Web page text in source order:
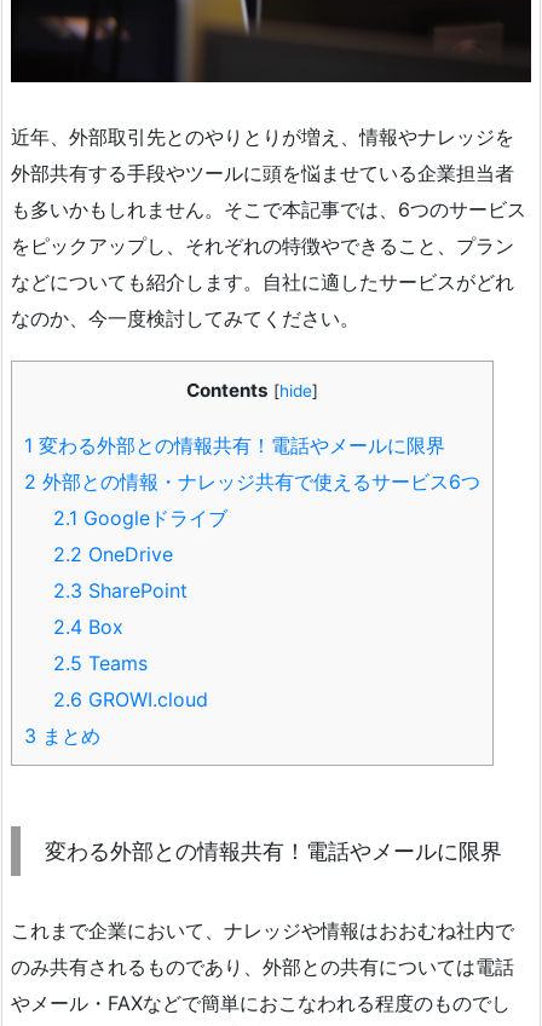
近年、外部取引先とのやりとりが増え、情報やナレッジを
外部共有する手段やツールに頭を悩ませている企業担当者
も多いかもしれません。そこで本記事では、6つのサービス
をピックアップし、それぞれの特徴やできること、プラン
などについても紹介します。自社に適したサービスがどれ
なのか、今一度検討してみてください。
Contents [hide]
1 変わる外部との情報共有！電話やメールに限界
2 外部との情報・ナレッジ共有で使えるサービス6つ
2.1 Googleドライブ
2.2 OneDrive
2.3 SharePoint
2.4 Box
2.5 Teams
2.6 GROWI.cloud
3 まとめ
変わる外部との情報共有！電話やメールに限界
これまで企業において、ナレッジや情報はおおむね社内で
のみ共有されるものであり、外部との共有については電話
やメール・FAXなどで簡単におこなわれる程度のものでし